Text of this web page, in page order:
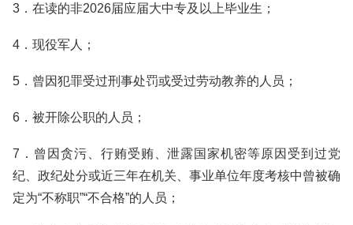
3．在读的非2026届应届大中专及以上毕业生；
4．现役军人；
5．曾因犯罪受过刑事处罚或受过劳动教养的人员；
6．被开除公职的人员；
7．曾因贪污、行贿受贿、泄露国家机密等原因受到过党
纪、政纪处分或近三年在机关、事业单位年度考核中曾被确
定为“不称职”“不合格”的人员；